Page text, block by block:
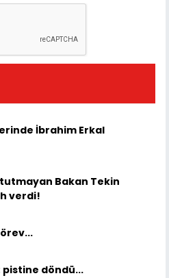
İbrahim Erkal
Bakan Tekin
verdi!
döndü...